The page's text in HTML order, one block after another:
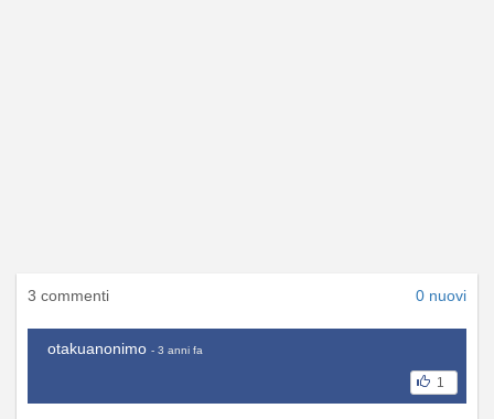
3 commenti 0 nuovi
otakuanonimo - 3 anni fa
1